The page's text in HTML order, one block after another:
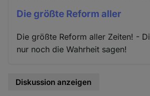
Die größte Reform aller
Die größte Reform aller Zeiten! -
nur noch die Wahrheit sagen!
Diskussion anzeigen